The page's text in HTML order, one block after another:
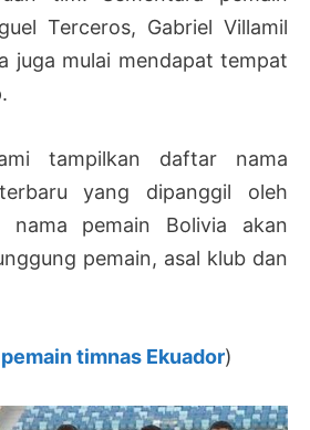
Terceros, Gabriel Villamil
juga mulai mendapat tempat
tampilkan daftar nama
yang dipanggil oleh
pemain Bolivia akan
pemain, asal klub dan
timnas Ekuador)